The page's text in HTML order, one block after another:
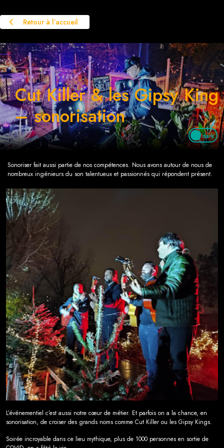
Retour à l’accueil
Cut Killer & les Gipsy King
– sonorisation
dark
Sonoriser fait aussi partie de nos compétences. Nous avons autour de nous de
nombreux ingénieurs du son talentueux et passionnés qui répondent présent.
L’événementiel c’est aussi notre cœur de métier. Et parfois on a la chance, en
sonorisation, de croiser des grands noms comme Cut Killer ou les Gipsy Kings.
Soirée incroyable dans ce lieu mythique, plus de 1000 personnes en sortie de